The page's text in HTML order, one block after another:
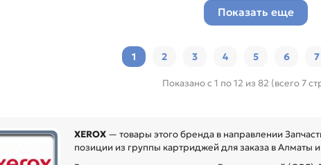
Показать еще
1 2 3 4 5 6 7
Показано с 1 по 12 из 82 (всего 7
XEROX — товары этого бренда в направлении
позиции из группы картриджей для заказа в Алматы и